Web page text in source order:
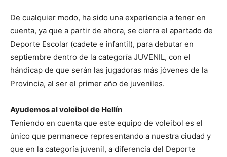
De cualquier modo, ha sido una experiencia a tener en
cuenta, ya que a partir de ahora, se cierra el apartado de
Deporte Escolar (cadete e infantil), para debutar en
septiembre dentro de la categoría JUVENIL, con el
hándicap de que serán las jugadoras más jóvenes de la
Provincia, al ser el primer año de juveniles.
Ayudemos al voleibol de Hellín
Teniendo en cuenta que este equipo de voleibol es el
único que permanece representando a nuestra ciudad y
que en la categoría juvenil, a diferencia del Deporte